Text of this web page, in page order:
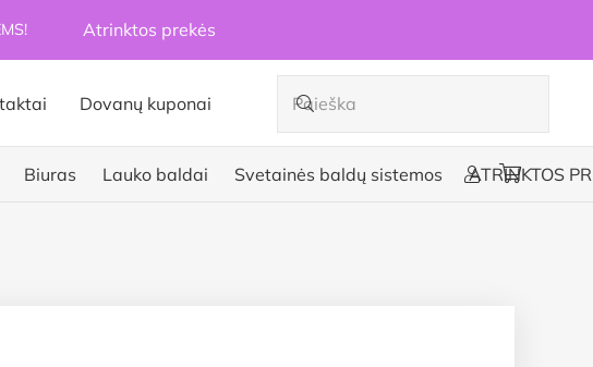
Atrinktos prekės
Dovanų kuponai
Biuras Lauko baldai Svetainės baldų sistemos ATRINKTOS